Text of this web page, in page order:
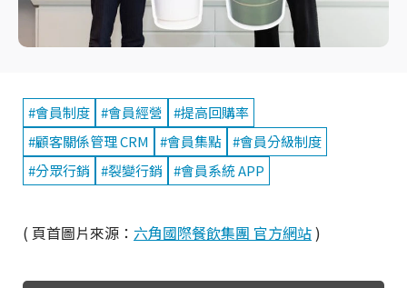
#會員制度 #會員經營
#提高回購率
#顧客關係管理 CRM
#會員集點 #會員分級制度
#分眾行銷
#裂變行銷 #會員系統 APP
( 頁首圖片來源： 六角國際餐飲集團 官方網站)